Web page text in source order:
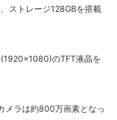
ストレージ128GBを搭載
のTFT液晶を
メラは約800万画素となっ